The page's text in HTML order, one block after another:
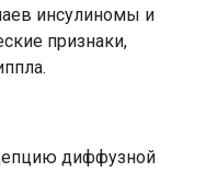
инсулиномы и
признаки,
диффузной